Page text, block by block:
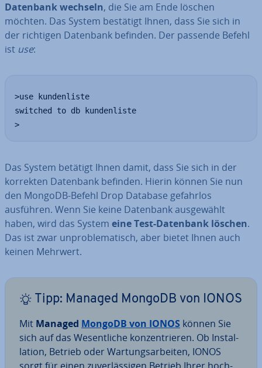
Datenbank wechseln, die Sie am Ende löschen
möchten. Das System bestätigt Ihnen, dass Sie sich in
der richtigen Datenbank befinden. Der passende Befehl
ist use:
>use kundenliste
switched to db kundenliste
>
Das System betätigt Ihnen damit, dass Sie sich in der
korrekten Datenbank befinden. Hierin können Sie nun
den MongoDB-Befehl Drop Database gefahrlos
ausführen. Wenn Sie keine Datenbank aus­ge­wählt
haben, wird das System eine Test-Datenbank löschen.
Das ist zwar un­pro­ble­ma­tisch, aber bietet Ihnen auch
keinen Mehrwert.
Tipp: Managed MongoDB von IONOS
Mit Managed MongoDB von IONOS können Sie
sich auf das We­sent­li­che kon­zen­trie­ren. Ob In­stal­
la­ti­on, Betrieb oder War­tungs­ar­bei­ten, IONOS